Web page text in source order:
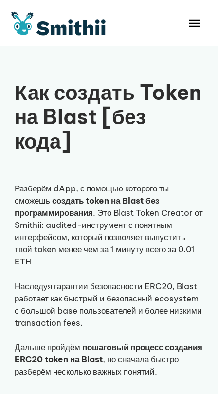
содержимому
Как создать Token
на Blast [без
кода]
Разберём dApp, с помощью которого ты
сможешь создать token на Blast без
программирования. Это Blast Token Creator от
Smithii: audited-инструмент с понятным
интерфейсом, который позволяет выпустить
твой token менее чем за 1 минуту всего за 0.01
ETH
Наследуя гарантии безопасности ERC20, Blast
работает как быстрый и безопасный ecosystem
с большой base пользователей и более низкими
transaction fees.
Дальше пройдём пошаговый процесс создания
ERC20 token на Blast, но сначала быстро
разберём несколько важных понятий.